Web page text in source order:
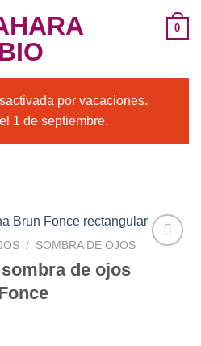
0
por vacaciones.
1 de septiembre.
/ SOMBRA DE OJOS
de ojos